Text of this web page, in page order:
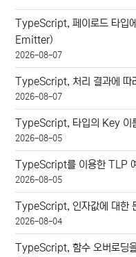
TypeScript, 페이로드 타입
Emitter)
2026-08-07
TypeScript, 처리 결과에 따
2026-08-07
TypeScript, 타입의 Key 이
2026-08-05
TypeScript를 이용한 TLP
2026-08-05
TypeScript, 인자값에 대한
2026-08-04
TypeScript, 함수 오버로딩